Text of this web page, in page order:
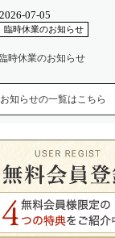
お知らせの一覧はこちら